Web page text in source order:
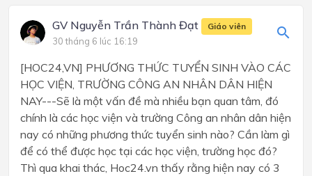
GV Nguyễn Trần Thành Đạt Giáo viên
30 tháng 6 lúc 16:19
[HOC24,VN] PHƯƠNG THỨC TUYỂN SINH VÀO CÁC
HỌC VIỆN, TRƯỜNG CÔNG AN NHÂN DÂN HIỆN
NAY---Sẽ là một vấn đề mà nhiều bạn quan tâm, đó
chính là các học viện và trường Công an nhân dân hiện
nay có những phương thức tuyển sinh nào? Cần làm gì
để có thể được học tại các học viện, trường học đó?
Thì qua khai thác, Hoc24.vn thấy rằng hiện nay có 3